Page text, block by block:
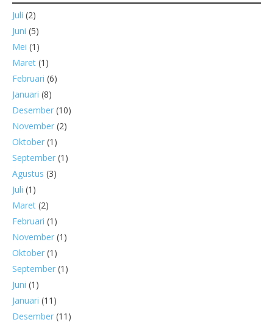
Juli (2)
Juni (5)
Mei (1)
Maret (1)
Februari (6)
Januari (8)
Desember (10)
November (2)
Oktober (1)
September (1)
Agustus (3)
Juli (1)
Maret (2)
Februari (1)
November (1)
Oktober (1)
September (1)
Juni (1)
Januari (11)
Desember (11)